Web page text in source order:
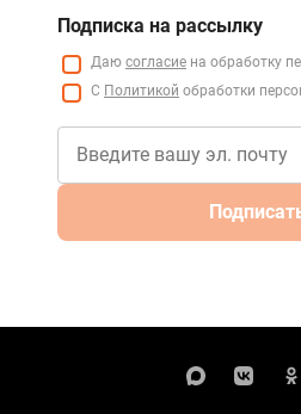
Подписка на рассылку
Даю согласие на обработку
С Политикой обработки